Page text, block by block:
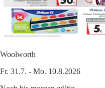
Woolworth
Fr. 31.7. - Mo. 10.8.2026